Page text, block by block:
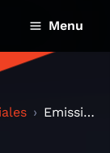
Menu
Emission spéciale : La Nuit du Bruit !